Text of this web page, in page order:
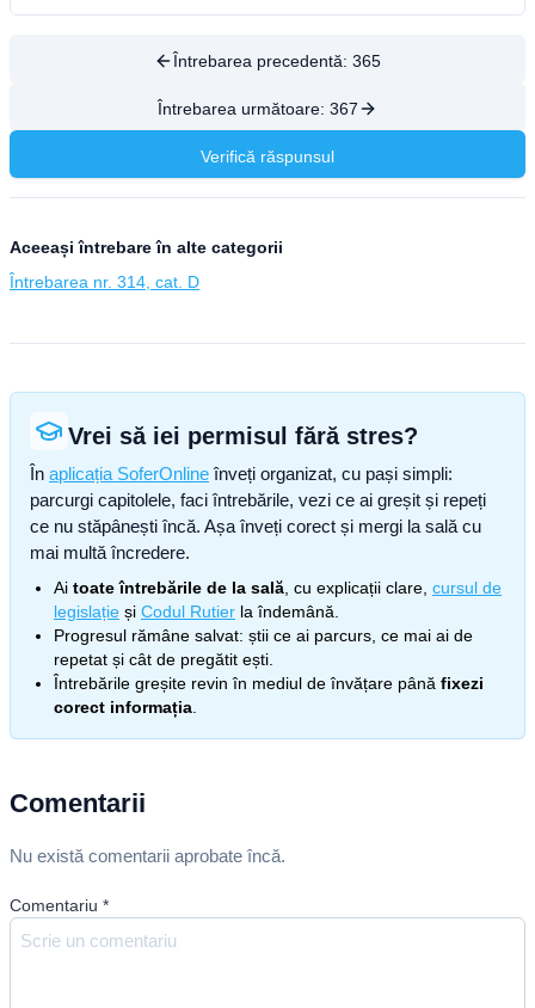
Întrebarea precedentă: 365
Întrebarea următoare: 367
Verifică răspunsul
Aceeași întrebare în alte categorii
Întrebarea nr. 314, cat. D
Vrei să iei permisul fără stres?
În aplicația SoferOnline înveți organizat, cu pași simpli:
parcurgi capitolele, faci întrebările, vezi ce ai greșit și repeți
ce nu stăpânești încă. Așa înveți corect și mergi la sală cu
mai multă încredere.
Ai toate întrebările de la sală , cu explicații clare, cursul de
legislație și Codul Rutier la îndemână.
Progresul rămâne salvat: știi ce ai parcurs, ce mai ai de
repetat și cât de pregătit ești.
Întrebările greșite revin în mediul de învățare până fixezi
corect informația
Comentarii
Nu există comentarii aprobate încă.
Comentariu *